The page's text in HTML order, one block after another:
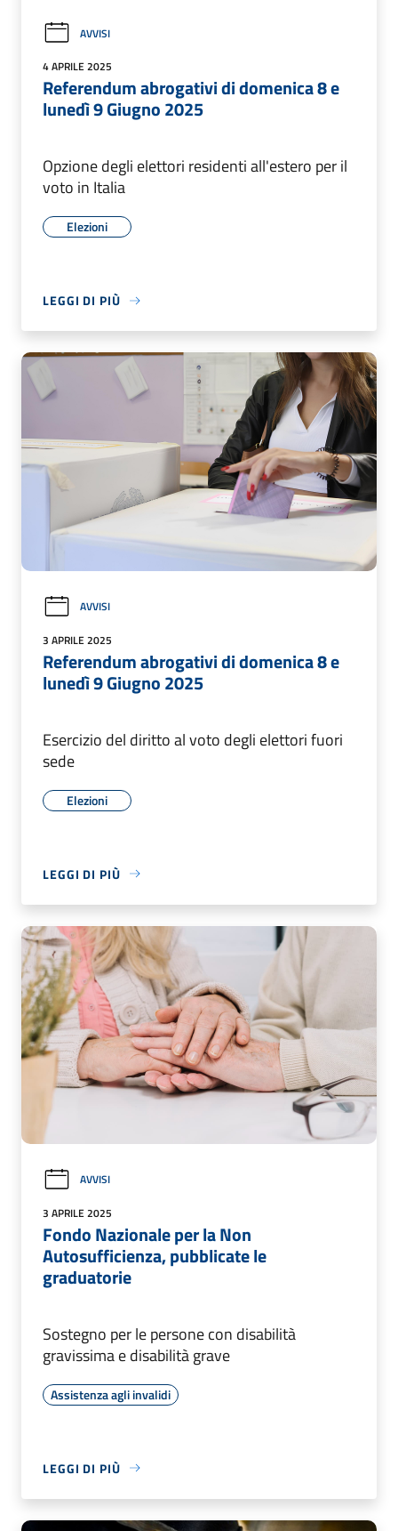
AVVISI
4 APRILE 2025
Referendum abrogativi di domenica 8 e
lunedì 9 Giugno 2025
Opzione degli elettori residenti all'estero per il
voto in Italia
Elezioni
LEGGI DI PIÙ
AVVISI
3 APRILE 2025
Referendum abrogativi di domenica 8 e
lunedì 9 Giugno 2025
Esercizio del diritto al voto degli elettori fuori
sede
Elezioni
LEGGI DI PIÙ
AVVISI
3 APRILE 2025
Fondo Nazionale per la Non
Autosufficienza, pubblicate le
graduatorie
Sostegno per le persone con disabilità
gravissima e disabilità grave
Assistenza agli invalidi
LEGGI DI PIÙ